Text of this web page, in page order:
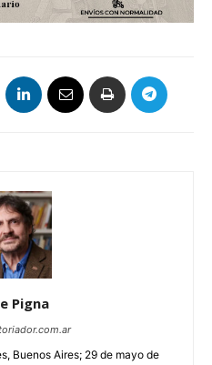
Pigna
Buenos Aires; 29 de mayo de